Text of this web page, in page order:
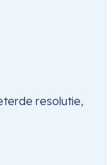
resolutie,